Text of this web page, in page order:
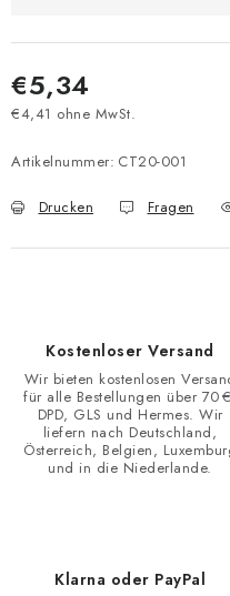
€5,34
€4,41 ohne MwSt.
Artikelnummer: CT20-001
Drucken Fragen
Kostenloser Versand
Wir bieten kostenlosen
für alle Bestellungen über 70
DPD, GLS und Hermes. Wir
liefern nach Deutschland,
Österreich, Belgien,
und in die Niederlande.
Klarna oder PayPal